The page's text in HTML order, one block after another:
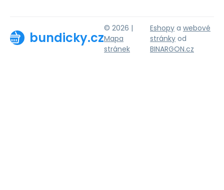
bundicky.cz
© 2026 |
Mapa
stránek
Eshopy a webové
stránky od
BINARGON.cz